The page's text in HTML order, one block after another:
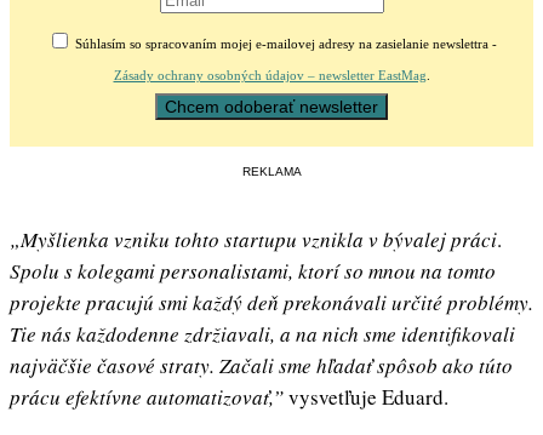
Súhlasím so spracovaním mojej e-mailovej adresy na zasielanie newslettra -
Zásady ochrany osobných údajov – newsletter EastMag
REKLAMA
„Myšlienka vzniku tohto startupu vznikla v bývalej práci.
Spolu s kolegami personalistami, ktorí so mnou na tomto
projekte pracujú smi každý deň prekonávali určité problémy.
Tie nás každodenne zdržiavali, a na nich sme identifikovali
najväčšie časové straty. Začali sme hľadať spôsob ako túto
prácu efektívne automatizovať,”vysvetľuje Eduard.